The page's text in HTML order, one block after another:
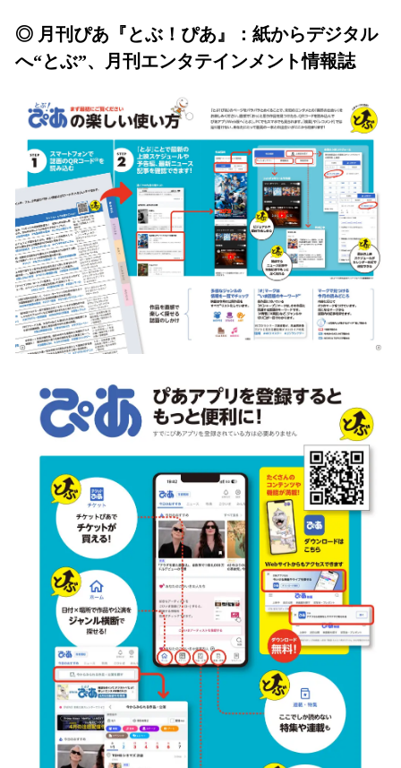
◎ 月刊ぴあ『とぶ！ぴあ』：紙からデジタル
へ“とぶ”、月刊エンタテインメント情報誌